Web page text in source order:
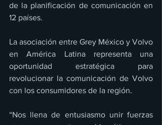
de la planificación de comunicación en
12 países.
La asociación entre Grey México y Volvo
en América Latina representa una
oportunidad estratégica para
revolucionar la comunicación de Volvo
con los consumidores de la región.
“Nos llena de entusiasmo unir fuerzas